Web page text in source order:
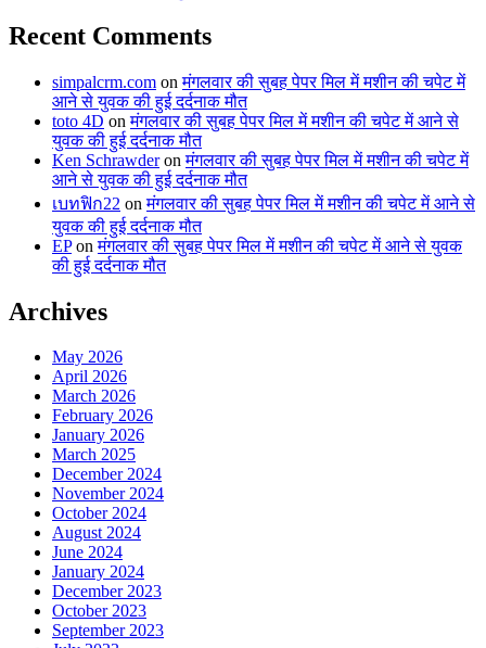
Recent Comments
simpalcrm.com onमंगलवार की सुबह पेपर मिल में मशीन की चपेट में
आने से युवक की हुई दर्दनाक मौत
toto 4D onमंगलवार की सुबह पेपर मिल में मशीन की चपेट में आने से
युवक की हुई दर्दनाक मौत
Ken Schrawderonमंगलवार की सुबह पेपर मिल में मशीन की चपेट में
आने से युवक की हुई दर्दनाक मौत
เบทฟิก22 onमंगलवार की सुबह पेपर मिल में मशीन की चपेट में आने से
युवक की हुई दर्दनाक मौत
EPonमंगलवार की सुबह पेपर मिल में मशीन की चपेट में आने से युवक
की हुई दर्दनाक मौत
Archives
May 2026
April 2026
March 2026
February 2026
January 2026
March 2025
December 2024
November 2024
October 2024
August 2024
June 2024
January 2024
December 2023
October 2023
September 2023